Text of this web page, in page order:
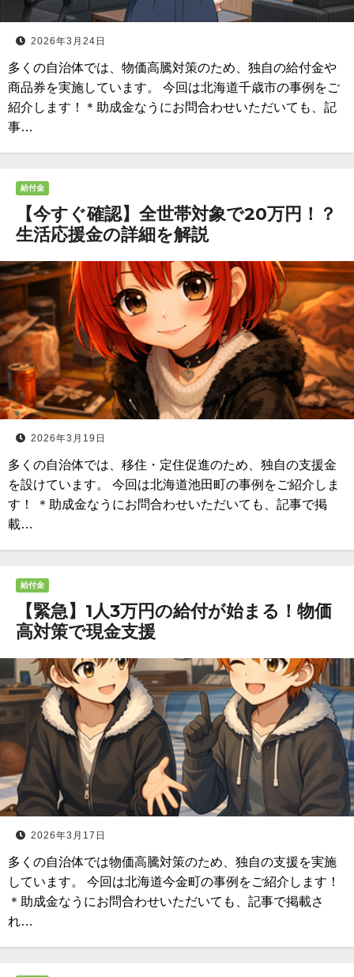
2026年3月24日
多くの自治体では、物価高騰対策のため、独自の給付金や
商品券を実施しています。 今回は北海道千歳市の事例をご
紹介します！＊助成金なうにお問合わせいただいても、記
事…
給付金
【今すぐ確認】全世帯対象で20万円！？
生活応援金の詳細を解説
2026年3月19日
多くの自治体では、移住・定住促進のため、独自の支援金
を設けています。 今回は北海道池田町の事例をご紹介しま
す！ ＊助成金なうにお問合わせいただいても、記事で掲
載…
給付金
【緊急】1人3万円の給付が始まる！物価
高対策で現金支援
2026年3月17日
多くの自治体では物価高騰対策のため、独自の支援を実施
しています。 今回は北海道今金町の事例をご紹介します！
＊助成金なうにお問合わせいただいても、記事で掲載さ
れ…